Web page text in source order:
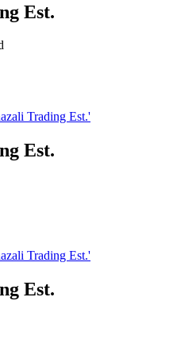
Est.
Trading Est.'
Est.
Trading Est.'
Est.